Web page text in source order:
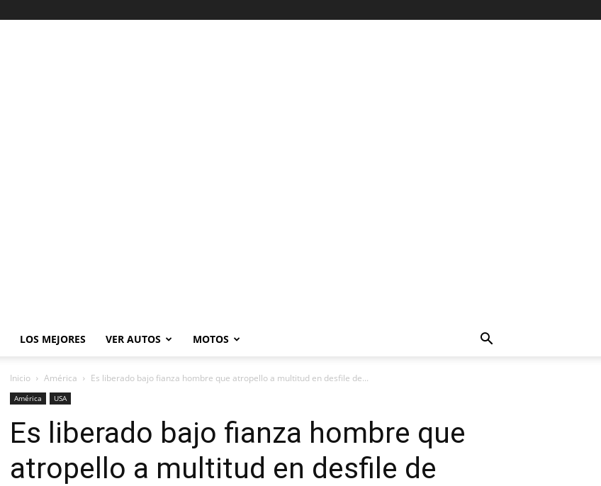
LOS MEJORES VER AUTOS MOTOS
Inicio América Es liberado bajo fianza hombre que atropello a multitud en desfile de...
América USA
Es liberado bajo fianza hombre que
atropello a multitud en desfile de